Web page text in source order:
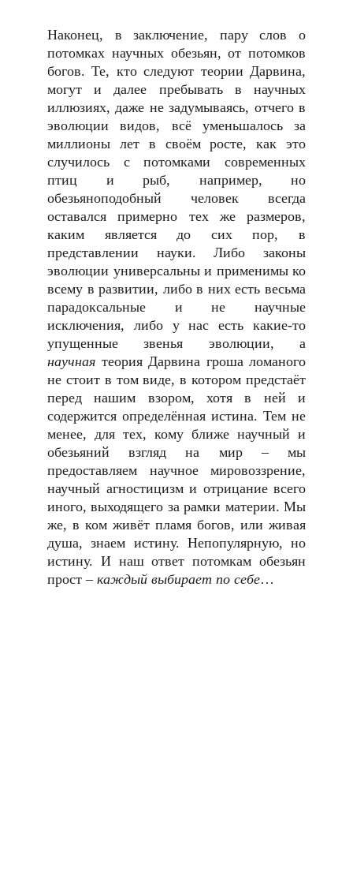
Наконец, в заключение, пару слов о
потомках научных обезьян, от потомков
богов. Те, кто следуют теории Дарвина,
могут и далее пребывать в научных
иллюзиях, даже не задумываясь, отчего в
эволюции видов, всё уменьшалось за
миллионы лет в своём росте, как это
случилось с потомками современных
птиц и рыб, например, но
обезьяноподобный человек всегда
оставался примерно тех же размеров,
каким является до сих пор, в
представлении науки. Либо законы
эволюции универсальны и применимы ко
всему в развитии, либо в них есть весьма
парадоксальные и не научные
исключения, либо у нас есть какие-то
упущенные звенья эволюции, а
научная теория Дарвина гроша ломаного
не стоит в том виде, в котором предстаёт
перед нашим взором, хотя в ней и
содержится определённая истина. Тем не
менее, для тех, кому ближе научный и
обезьяний взгляд на мир – мы
предоставляем научное мировоззрение,
научный агностицизм и отрицание всего
иного, выходящего за рамки материи. Мы
же, в ком живёт пламя богов, или живая
душа, знаем истину. Непопулярную, но
истину. И наш ответ потомкам обезьян
прост – каждый выбирает по себе…